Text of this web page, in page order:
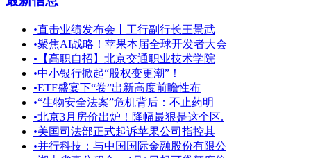
•直击业绩发布会丨工行副行长王景武
•聚焦AI战略！苹果本届全球开发者大会
• 【高职自招】北京交通职业技术学院
•中小银行掀起“股权变更潮”！
•ETF盛宴下“卷”出新高度前瞻性布
•“生物安全法案”危机背后：不止药明
•北京3月房价出炉！降幅最狠是这个区.
•美国司法部正式起诉苹果公司指控其
•并行科技：与中国国际金融股份有限公